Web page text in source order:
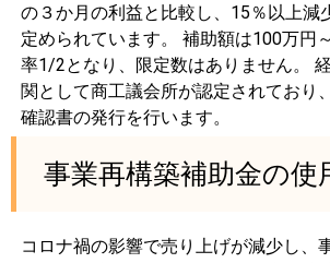
の３か月の利益と比較し、15％以上減
定められています。 補助額は100万円
率1/2となり、限定数はありません。
関として商工議会所が認定されており
確認書の発行を行います。
事業再構築補助金の使
コロナ禍の影響で売り上げが減少し、